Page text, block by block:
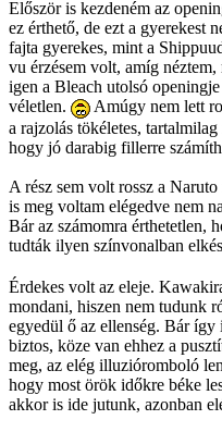
Először is kezdeném az
ez érthető, de ezt a gyerekest
fajta gyerekes, mint a
vu érzésem volt, amíg
igen a Bleach utolsó
véletlen.
Amúgy nem lett
a rajzolás tökéletes,
hogy jó darabig fillerre
A rész sem volt rossz a
is meg voltam elégedve nem
Bár az számomra érthetetlen,
tudták ilyen színvonalban
Érdekes volt az eleje.
mondani, hiszen nem tudunk
egyedül ő az ellenség. Bár így
biztos, köze van ehhez a
meg, az elég illuzióromboló
hogy most örök időkre béke
akkor is ide jutunk, azonban